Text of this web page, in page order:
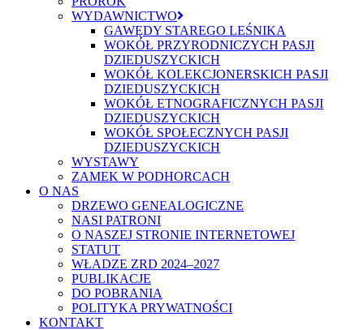
WYDAWNICTWO
GAWĘDY STAREGO LEŚNIKA
WOKÓŁ PRZYRODNICZYCH PASJI
DZIEDUSZYCKICH
WOKÓŁ KOLEKCJONERSKICH PASJI
DZIEDUSZYCKICH
WOKÓŁ ETNOGRAFICZNYCH PASJI
DZIEDUSZYCKICH
WOKÓŁ SPOŁECZNYCH PASJI
DZIEDUSZYCKICH
WYSTAWY
ZAMEK W PODHORCACH
O NAS
DRZEWO GENEALOGICZNE
NASI PATRONI
O NASZEJ STRONIE INTERNETOWEJ
STATUT
WŁADZE ZRD 2024–2027
PUBLIKACJE
DO POBRANIA
POLITYKA PRYWATNOŚCI
KONTAKT